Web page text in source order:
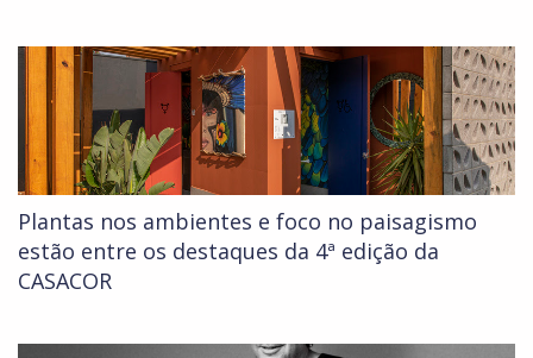
Plantas nos ambientes e foco no paisagismo
estão entre os destaques da 4ª edição da
CASACOR